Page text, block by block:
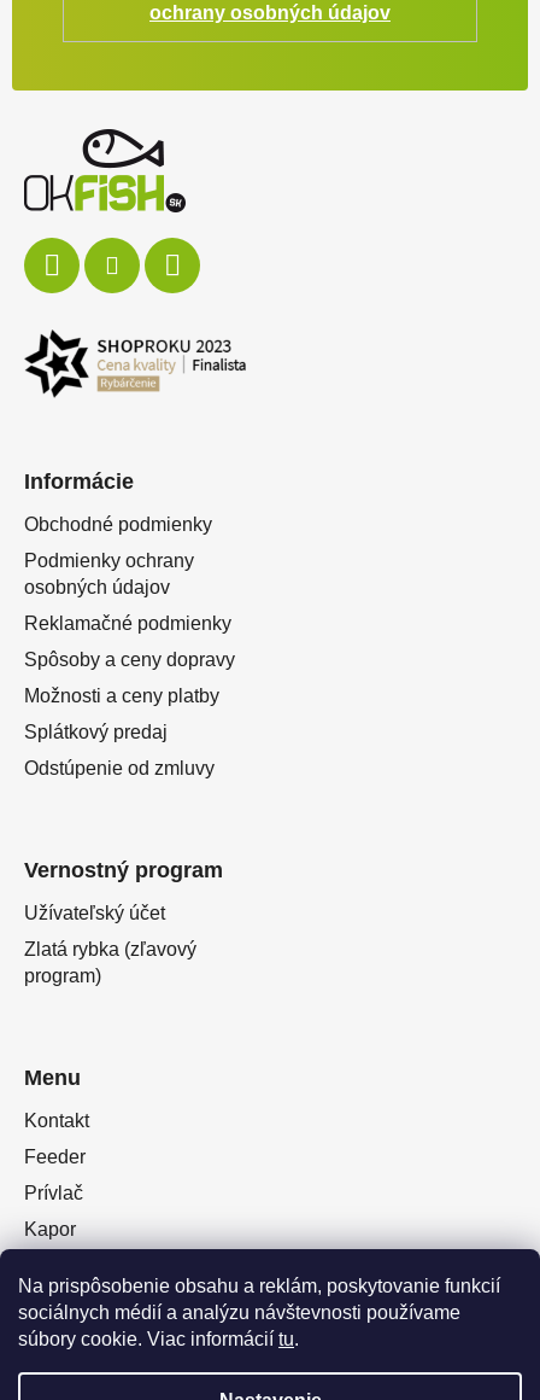
Na prispôsobenie obsahu a reklám, poskytovanie funkcií
sociálnych médií a analýzu návštevnosti používame
súbory cookie. Viac informácií tu.
ochrany osobných údajov
Informácie
Obchodné podmienky
Podmienky ochrany
osobných údajov
Reklamačné podmienky
Spôsoby a ceny dopravy
Možnosti a ceny platby
Splátkový predaj
Odstúpenie od zmluvy
Vernostný program
Užívateľský účet
Zlatá rybka (zľavový
program)
Menu
Kontakt
Feeder
Prívlač
Kapor
Plávaná
Muškárina